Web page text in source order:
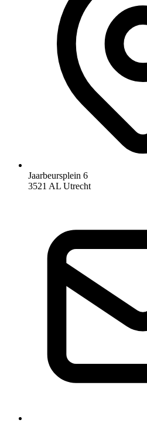
Jaarbeursplein 6
3521 AL Utrecht